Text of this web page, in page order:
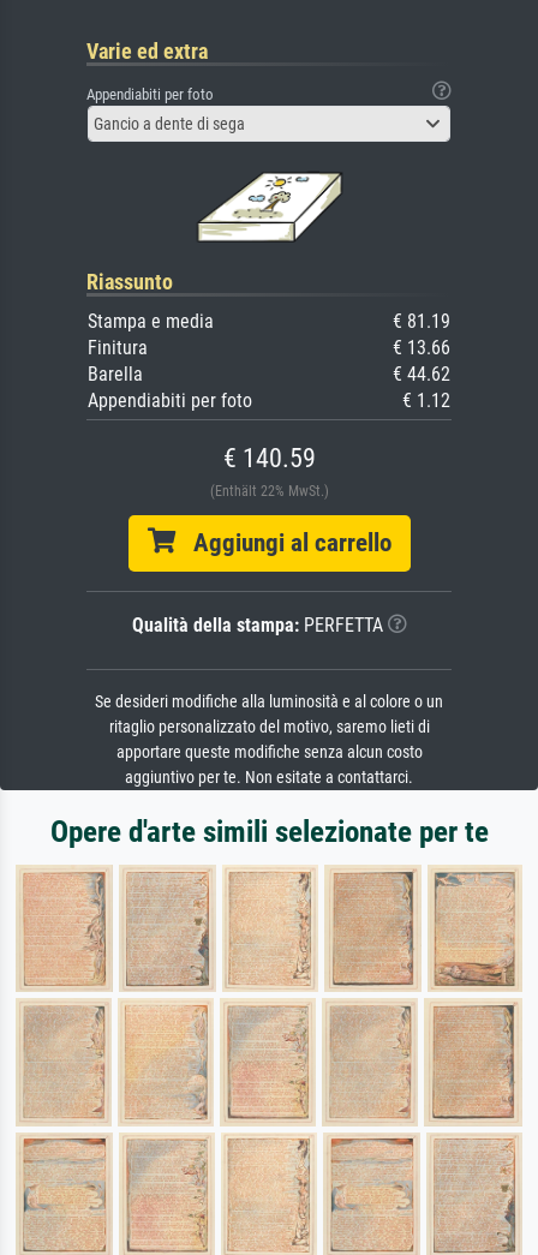
Varie ed extra
Appendiabiti per foto
Gancio a dente di sega
Riassunto
Stampa e media
€ 81.19
Finitura
€ 13.66
Barella
€ 44.62
Appendiabiti per foto
€ 1.12
€ 140.59
(Enthält 22% MwSt.)
Aggiungi al carrello
Qualità della stampa:PERFETTA
Se desideri modifiche alla luminosità e al colore o un
ritaglio personalizzato del motivo, saremo lieti di
apportare queste modifiche senza alcun costo
aggiuntivo per te. Non esitate a contattarci.
Opere d'arte simili selezionate per te